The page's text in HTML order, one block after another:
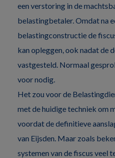
een verstoring in de
belastingbetaler. Omdat na
belastingconstructie de
kan opleggen, ook nadat de
vastgesteld. Normaal
voor nodig.
Het zou voor de
met de huidige techniek om
voordat de definitieve
van Eijsden. Maar zoals
systemen van de fiscus veel